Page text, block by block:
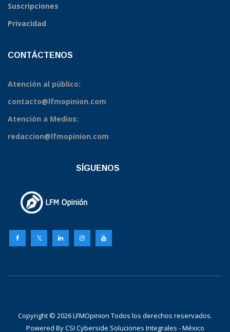
Suscripciones
Privacidad
CONTÁCTENOS
Atención al público:
contacto@lfmopinion.com
Atención a Medios:
redaccion@lfmopinion.com
SÍGUENOS
Copyright © 2026 LFMOpinion Todos los derechos reservados.
Powered ByCSI Cyberside Soluciones Integrales - México